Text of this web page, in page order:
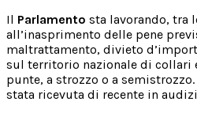
Il Parlamento sta lavorando, tra
all’inasprimento delle pene
maltrattamento, divieto
sul territorio nazionale di collari
punte, a strozzo o a
stata ricevuta di recente in